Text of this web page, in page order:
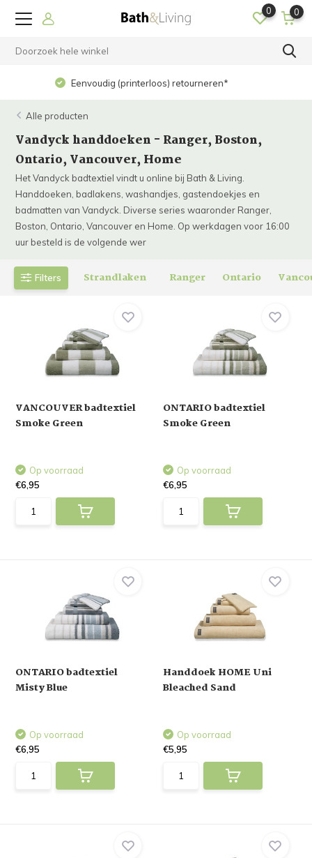
0 0
Op werkdagen voor 15.00 uur besteld? Dezelfde dag
verzonden!
Alle producten
Vandyck handdoeken - Ranger, Boston,
Ontario, Vancouver, Home
Het Vandyck badtextiel vindt u online bij Bath & Living.
Handdoeken, badlakens, washandjes, gastendoekjes en
badmatten van Vandyck. Diverse series waaronder Ranger,
Boston, Ontario, Vancouver en Home. Op werkdagen voor 16:00
uur besteld is de volgende wer
Filters Strandlaken Ranger Ontario
VANCOUVER badtextiel
Smoke Green
Op voorraad
€6,95
ONTARIO badtextiel
Smoke Green
Op voorraad
€6,95
ONTARIO badtextiel
Misty Blue
Op voorraad
€6,95
Handdoek HOME Uni
Bleached Sand
Op voorraad
€5,95